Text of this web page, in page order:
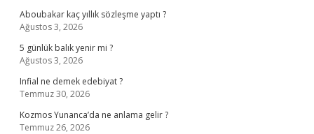
Aboubakar kaç yıllık sözleşme yaptı ?
Ağustos 3, 2026
5 günlük balık yenir mi ?
Ağustos 3, 2026
Infial ne demek edebiyat ?
Temmuz 30, 2026
Kozmos Yunanca’da ne anlama gelir ?
Temmuz 26, 2026